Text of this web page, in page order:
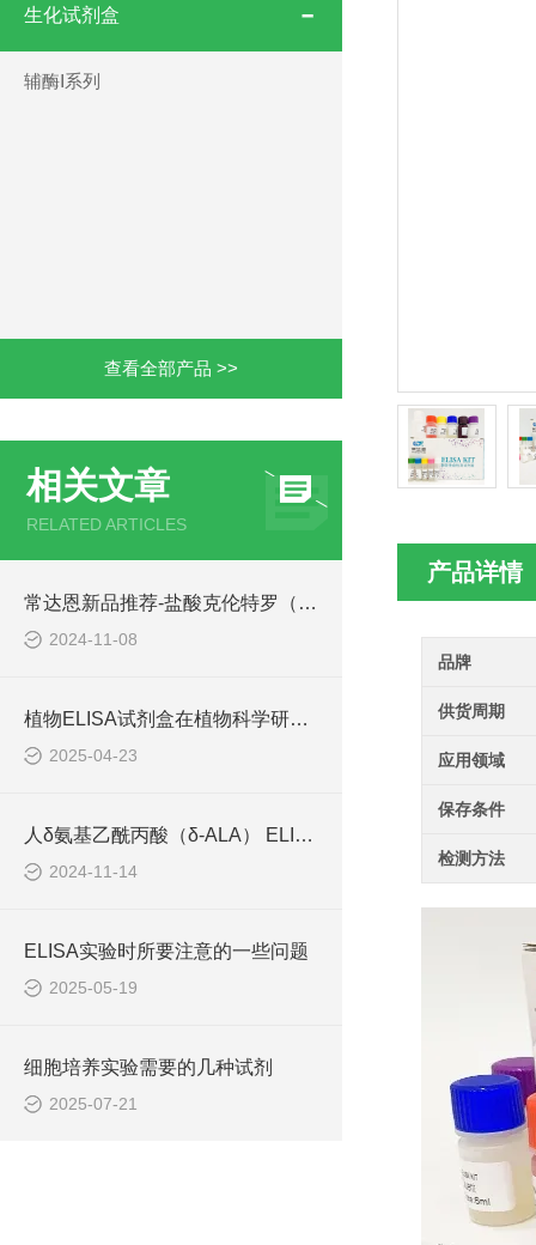
生化试剂盒
辅酶Ⅰ系列
查看全部产品 >>
相关文章
RELATED ARTICLES
常达恩新品推荐-盐酸克伦特罗（CLE）ELISA检测试剂盒
2024-11-08
植物ELISA试剂盒在植物科学研究中发挥着重要作用
2025-04-23
人δ氨基乙酰丙酸（δ-ALA） ELISA检测试剂盒工作原理
2024-11-14
ELISA实验时所要注意的一些问题
2025-05-19
细胞培养实验需要的几种试剂
2025-07-21
产品详情
品牌
供货周期
应用领域
保存条件
检测方法